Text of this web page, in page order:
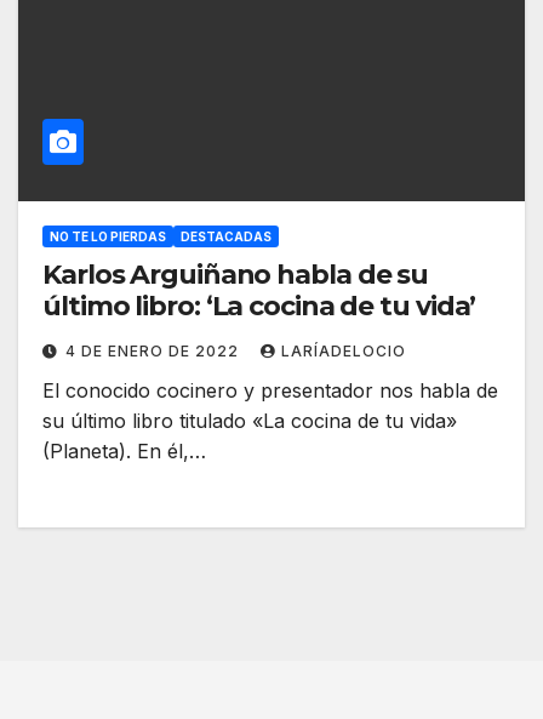
NO TE LO PIERDAS DESTACADAS
Karlos Arguiñano habla de su
último libro: ‘La cocina de tu vida’
4 DE ENERO DE 2022 LARÍADELOCIO
El conocido cocinero y presentador nos habla de
su último libro titulado «La cocina de tu vida»
(Planeta). En él,…